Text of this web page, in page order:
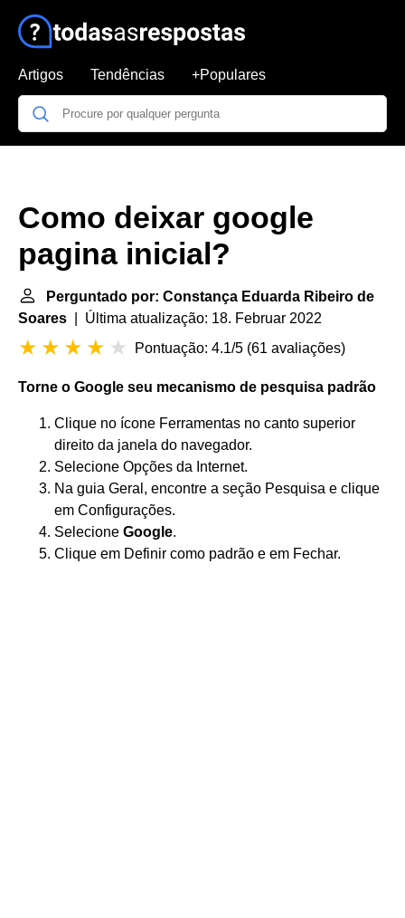
Artigos Tendências +Populares
Como deixar google
pagina inicial?
Perguntado por: Constança Eduarda Ribeiro de
Soares | Última atualização: 18. Februar 2022
Pontuação: 4.1/5 (61 avaliações)
Torne o Google seu mecanismo de pesquisa padrão
Clique no ícone Ferramentas no canto superior
direito da janela do navegador.
Selecione Opções da Internet.
Na guia Geral, encontre a seção Pesquisa e clique
em Configurações.
Selecione Google.
Clique em Definir como padrão e em Fechar.